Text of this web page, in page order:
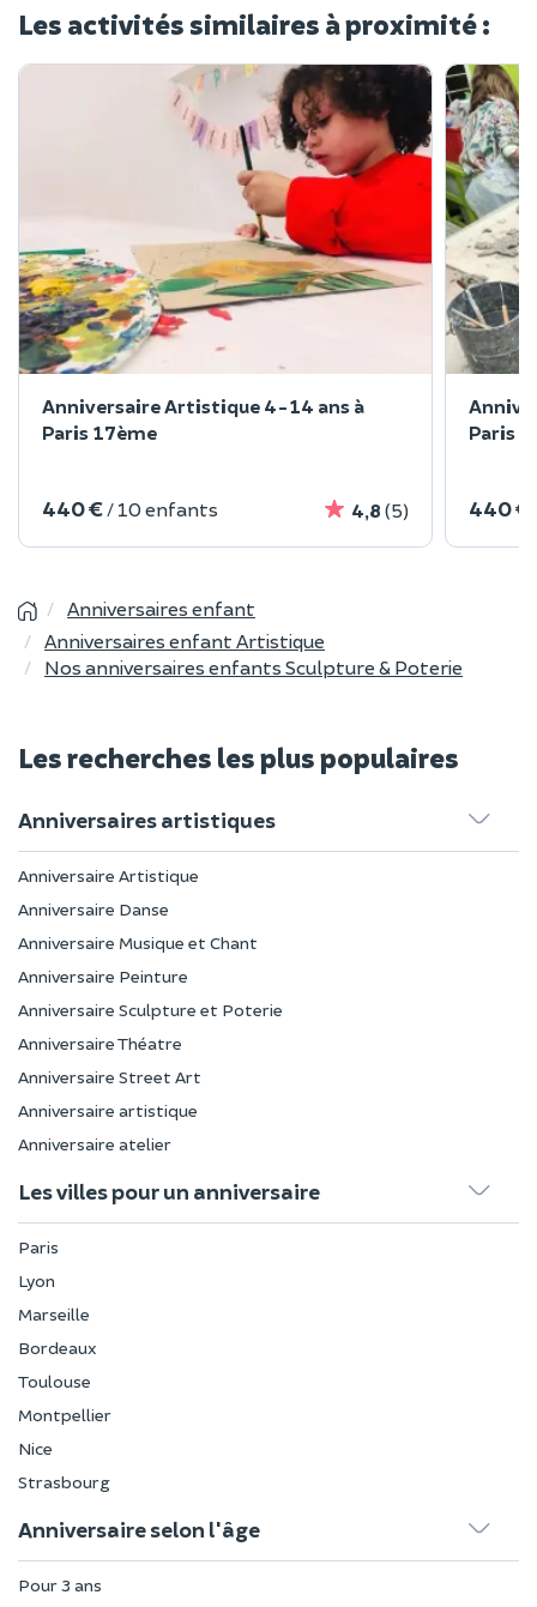
Les activités similaires à proximité :
Anniversaire Artistique 4-14 ans à
Paris 17ème
440 € / 10 enfants 4,8 (5)
Paris
440 €
Anniversaires enfant
Anniversaires enfant Artistique
Nos anniversaires enfants Sculpture & Poterie
Les recherches les plus populaires
Anniversaires artistiques
Anniversaire Artistique
Anniversaire Danse
Anniversaire Musique et Chant
Anniversaire Peinture
Anniversaire Sculpture et Poterie
Anniversaire Théatre
Anniversaire Street Art
Anniversaire artistique
Anniversaire atelier
Les villes pour un anniversaire
Paris
Lyon
Marseille
Bordeaux
Toulouse
Montpellier
Nice
Strasbourg
Anniversaire selon l'âge
Pour 3 ans